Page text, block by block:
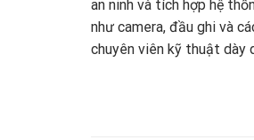
an ninh và tích hợp hệ
như camera, đầu ghi và
chuyên viên kỹ thuật dày